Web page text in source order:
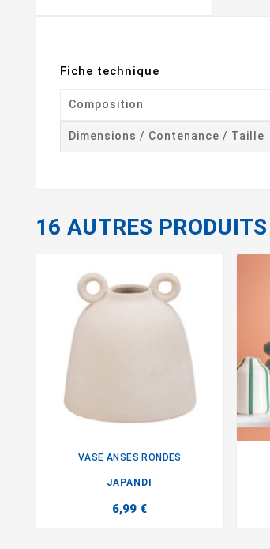
Fiche technique
Composition
Dimensions / Contenance / Taille
16 AUTRES
VASE ANSES RONDES
JAPANDI
6,99 €